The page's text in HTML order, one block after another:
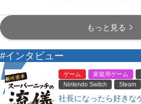
もっと見る
#インタビュー
ゲーム 家庭用ゲーム
Nintendo Switch
Steam
社長になったら好きな